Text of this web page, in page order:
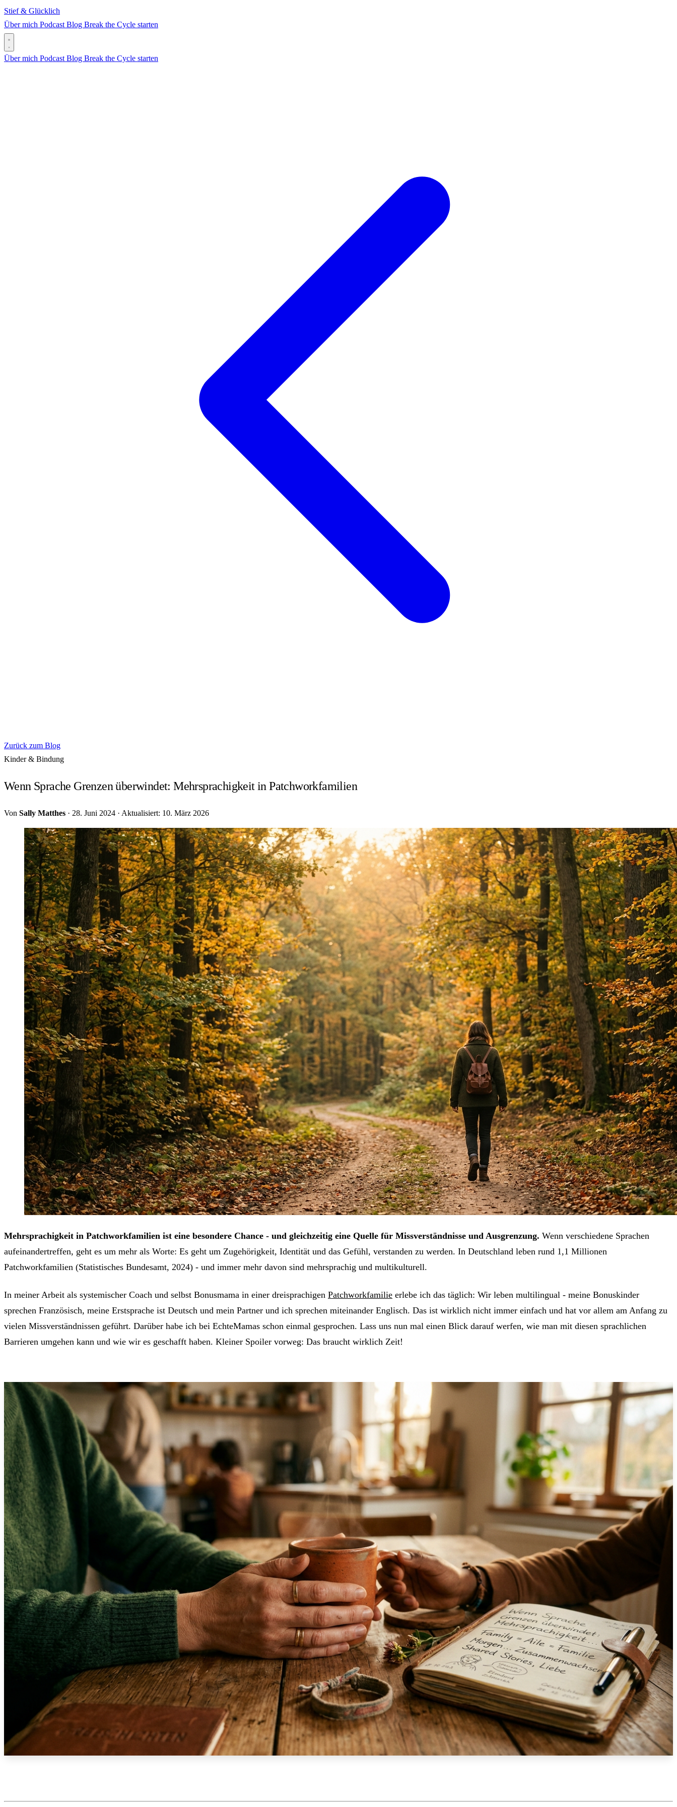
Stief & Glücklich
Über mich Podcast Blog Break the Cycle starten
Über mich Podcast Blog Break the Cycle starten
Zurück zum Blog
Kinder & Bindung
Wenn Sprache Grenzen überwindet: Mehrsprachigkeit in Patchworkfamilien
Von Sally Matthes · 28. Juni 2024 · Aktualisiert: 10. März 2026
Mehrsprachigkeit in Patchworkfamilien ist eine besondere Chance - und gleichzeitig eine Quelle für Missverständnisse und Ausgrenzung. Wenn verschiedene Sprachen
aufeinandertreffen, geht es um mehr als Worte: Es geht um Zugehörigkeit, Identität und das Gefühl, verstanden zu werden. In Deutschland leben rund 1,1 Millionen
Patchworkfamilien (Statistisches Bundesamt, 2024) - und immer mehr davon sind mehrsprachig und multikulturell.
In meiner Arbeit als systemischer Coach und selbst Bonusmama in einer dreisprachigen Patchworkfamilie erlebe ich das täglich: Wir leben multilingual - meine Bonuskinder
sprechen Französisch, meine Erstsprache ist Deutsch und mein Partner und ich sprechen miteinander Englisch. Das ist wirklich nicht immer einfach und hat vor allem am Anfang zu
vielen Missverständnissen geführt. Darüber habe ich bei EchteMamas schon einmal gesprochen. Lass uns nun mal einen Blick darauf werfen, wie man mit diesen sprachlichen
Barrieren umgehen kann und wie wir es geschafft haben. Kleiner Spoiler vorweg: Das braucht wirklich Zeit!